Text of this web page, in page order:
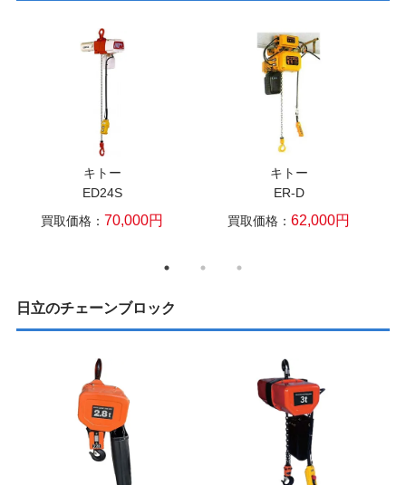
キトー
ED24S
買取価格： 70,000円
キトー
ER-D
買取価格：62,000円
日立のチェーンブロック